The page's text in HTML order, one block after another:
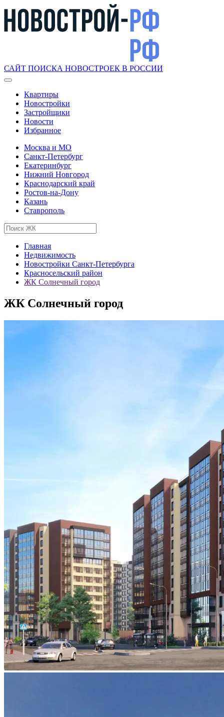
САЙТ ПОИСКА НОВОСТРОЕК В РОССИИ
Квартиры
Новостройки
Застройщики
Новости
Избранное
Москва и МО
Санкт-Петербург
Екатеринбург
Нижний Новгород
Краснодарский край
Ростов-на-Дону
Казань
Ставрополь
Главная
Недвижимость
Новостройки Санкт-Петербурга
Красносельский район
ЖК Солнечный город
ЖК Солнечный город